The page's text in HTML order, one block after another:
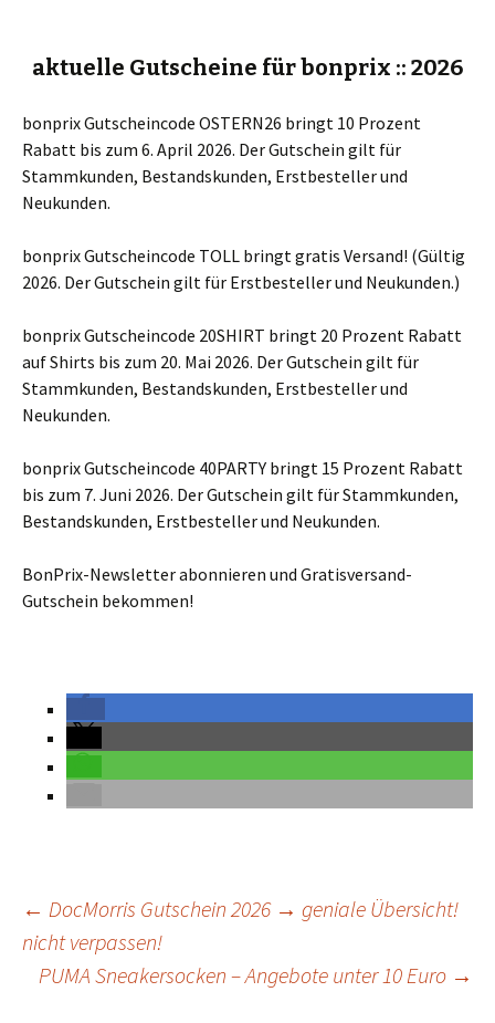
aktuelle Gutscheine für bonprix :: 2026
bonprix Gutscheincode OSTERN26 bringt 10 Prozent
Rabatt bis zum 6. April 2026. Der Gutschein gilt für
Stammkunden, Bestandskunden, Erstbesteller und
Neukunden.
bonprix Gutscheincode TOLL bringt gratis Versand! (Gültig
2026. Der Gutschein gilt für Erstbesteller und Neukunden.)
bonprix Gutscheincode 20SHIRT bringt 20 Prozent Rabatt
auf Shirts bis zum 20. Mai 2026. Der Gutschein gilt für
Stammkunden, Bestandskunden, Erstbesteller und
Neukunden.
bonprix Gutscheincode 40PARTY bringt 15 Prozent Rabatt
bis zum 7. Juni 2026. Der Gutschein gilt für Stammkunden,
Bestandskunden, Erstbesteller und Neukunden.
BonPrix-Newsletter abonnieren und Gratisversand-
Gutschein bekommen!
Beitrags-
Navigation
← DocMorris Gutschein 2026 → geniale Übersicht!
nicht verpassen!
PUMA Sneakersocken – Angebote unter 10 Euro →